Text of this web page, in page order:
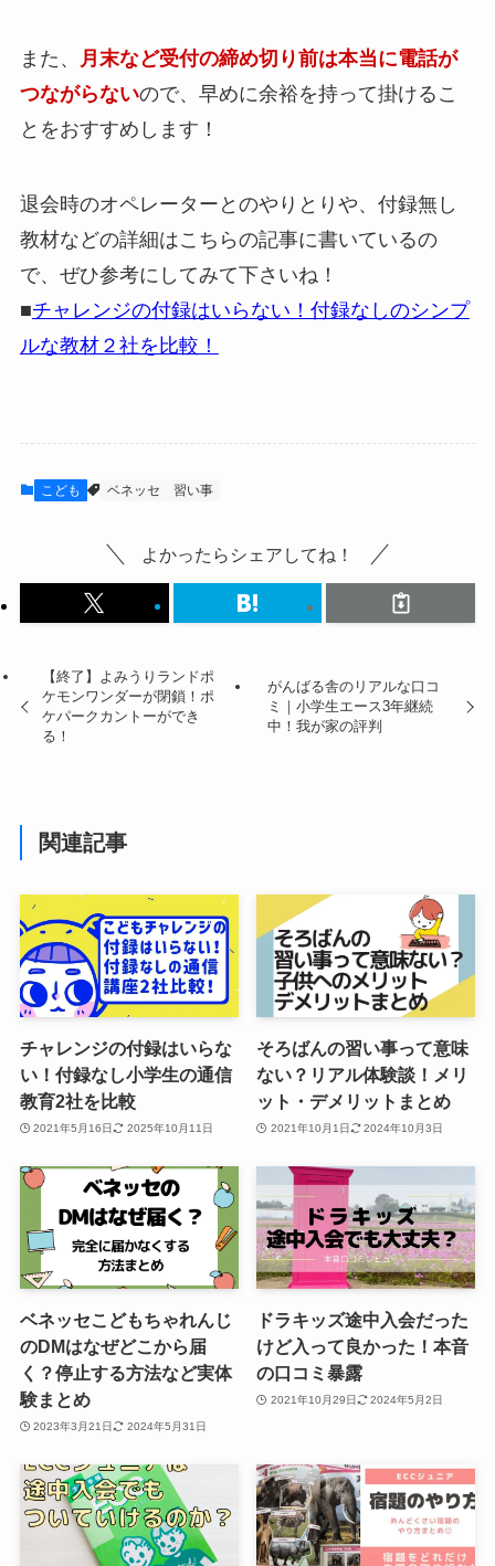
また、
月末など受付の締め切り前は本当に電話が
つながらないので、早めに余裕を持って掛けるこ
とをおすすめします！
退会時のオペレーターとのやりとりや、付録無し
教材などの詳細はこちらの記事に書いているの
で、ぜひ参考にしてみて下さいね！
■チャレンジの付録はいらない！付録なしのシンプ
ルな教材２社を比較！
こども ベネッセ 習い事
よかったらシェアしてね！
【終了】よみうりランドポ
ケモンワンダーが閉鎖！ポ
ケパークカントーができ
る！
がんばる舎のリアルな口コ
ミ｜小学生エース3年継続
中！我が家の評判
関連記事
チャレンジの付録はいらな
い！付録なし小学生の通信
教育2社を比較
2021年5月16日 2025年10月11日
そろばんの習い事って意味
ない？リアル体験談！メリ
ット・デメリットまとめ
2021年10月1日 2024年10月3日
ベネッセこどもちゃれんじ
のDMはなぜどこから届
く？停止する方法など実体
験まとめ
2023年3月21日 2024年5月31日
ドラキッズ途中入会だった
けど入って良かった！本音
の口コミ暴露
2021年10月29日 2024年5月2日